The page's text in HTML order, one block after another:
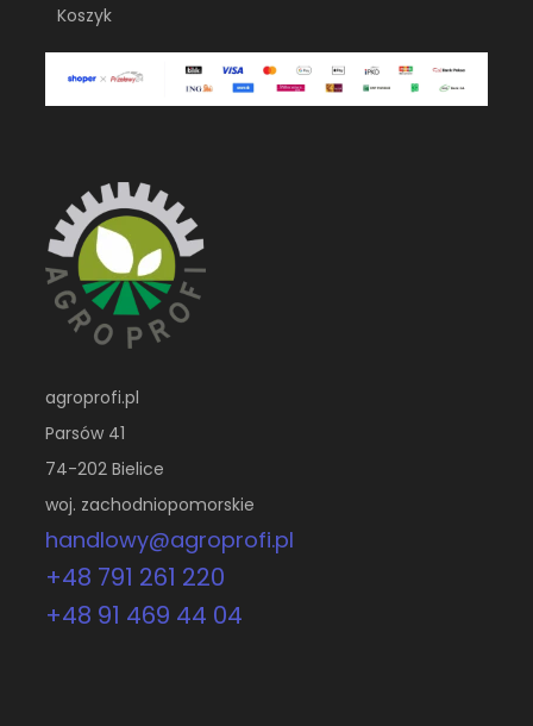
Koszyk
agroprofi.pl
Parsów 41
74-202 Bielice
woj. zachodniopomorskie
handlowy@agroprofi.pl
+48 791 261 220
+48 91 469 44 04